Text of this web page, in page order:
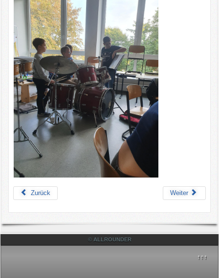
Zurück Weiter
© ALLROUNDER
↑↑↑